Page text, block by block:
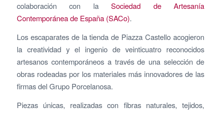
colaboración con laSociedad de Artesanía
Contemporánea de España (SACo).
Los escaparates de la tienda de Piazza Castello acogieron
la creatividad y el ingenio de veinticuatro reconocidos
artesanos contemporáneos a través de una selección de
obras rodeadas por los materiales más innovadores de las
firmas del Grupo Porcelanosa.
Piezas únicas, realizadas con fibras naturales, tejidos,